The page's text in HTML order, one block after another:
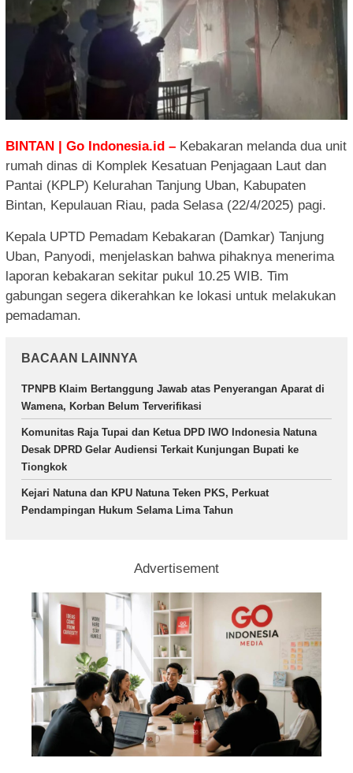
BINTAN | Go Indonesia.id – Kebakaran melanda dua unit
rumah dinas di Komplek Kesatuan Penjagaan Laut dan
Pantai (KPLP) Kelurahan Tanjung Uban, Kabupaten
Bintan, Kepulauan Riau, pada Selasa (22/4/2025) pagi.
Kepala UPTD Pemadam Kebakaran (Damkar) Tanjung
Uban, Panyodi, menjelaskan bahwa pihaknya menerima
laporan kebakaran sekitar pukul 10.25 WIB. Tim
gabungan segera dikerahkan ke lokasi untuk melakukan
pemadaman.
BACAAN LAINNYA
TPNPB Klaim Bertanggung Jawab atas Penyerangan Aparat di
Wamena, Korban Belum Terverifikasi
Komunitas Raja Tupai dan Ketua DPD IWO Indonesia Natuna
Desak DPRD Gelar Audiensi Terkait Kunjungan Bupati ke
Tiongkok
Kejari Natuna dan KPU Natuna Teken PKS, Perkuat
Pendampingan Hukum Selama Lima Tahun
Advertisement